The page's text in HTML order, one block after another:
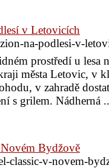
v Letovicích
na-podlesi-v-
prostředí u lesa
města Letovic, v
v zahradě
s grilem. Nádherná ..
Bydžově
classic-v-novem-